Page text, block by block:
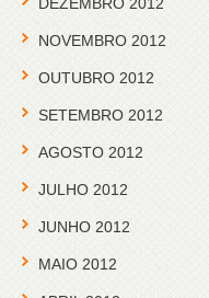
DEZEMBRO 2012
NOVEMBRO 2012
OUTUBRO 2012
SETEMBRO 2012
AGOSTO 2012
JULHO 2012
JUNHO 2012
MAIO 2012